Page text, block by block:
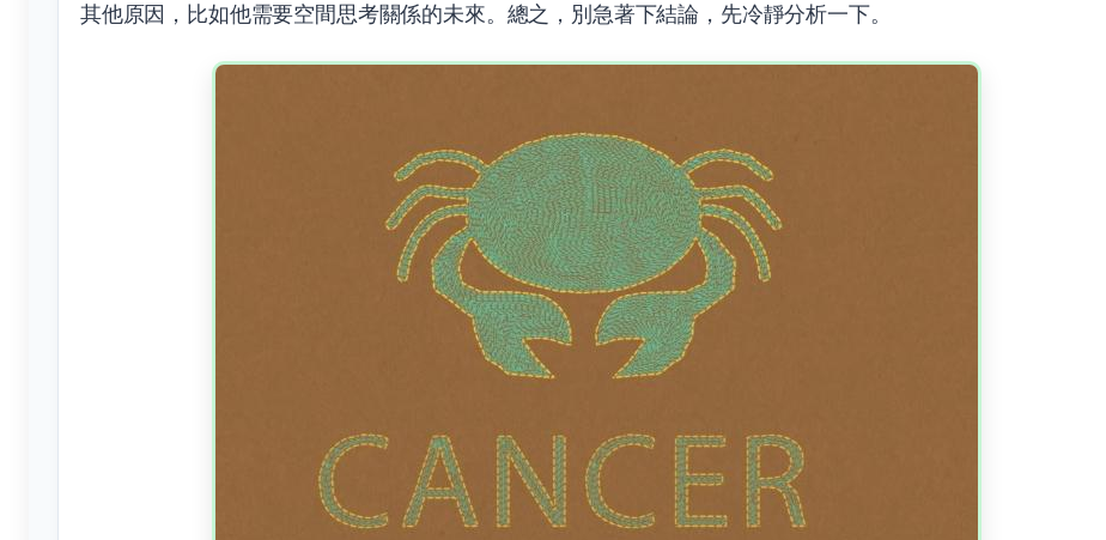
其他原因，比如他需要空間思考關係的未來。總之，別急著下結論，先冷靜分析一下。